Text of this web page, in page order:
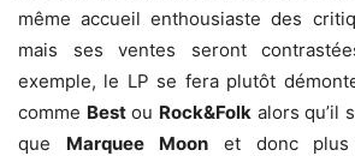
même accueil enthousiaste des
mais ses ventes seront
exemple, le LP se fera plutôt
comme Bestou Rock&Folk alors qu’il
que Marquee Moon et donc plus